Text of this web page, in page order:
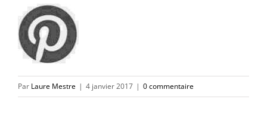
Par Laure Mestre | 4 janvier 2017 | 0 commentaire